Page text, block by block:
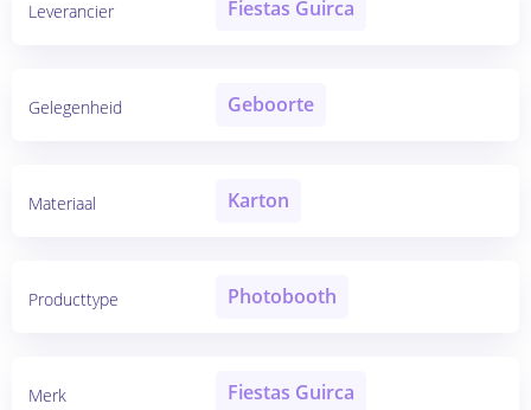
Leverancier Fiestas Guirca
Gelegenheid Geboorte
Materiaal Karton
Producttype Photobooth
Merk Fiestas Guirca